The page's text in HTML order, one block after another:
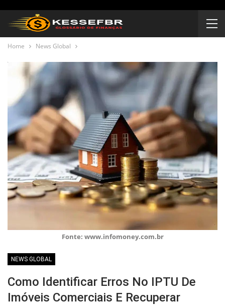
Home News Global
Fonte: www.infomoney.com.br
NEWS GLOBAL
Como Identificar Erros No IPTU De
Imóveis Comerciais E Recuperar